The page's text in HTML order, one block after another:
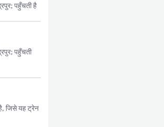
पहुँचती है
पहुँचती
जिसे यह ट्रेन